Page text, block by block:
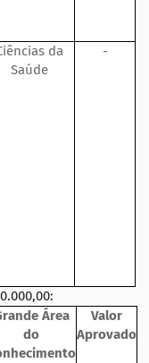
da
Saúde
-
Área
do
Valor
Aprovado